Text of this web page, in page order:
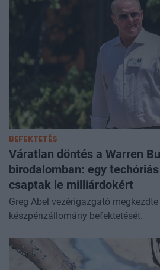
BEFEKTETÉS
Váratlan döntés a Warren
birodalomban: egy
csaptak le milliárdokért
Greg Abel vezérigazgató
készpénzállomány befektetését.